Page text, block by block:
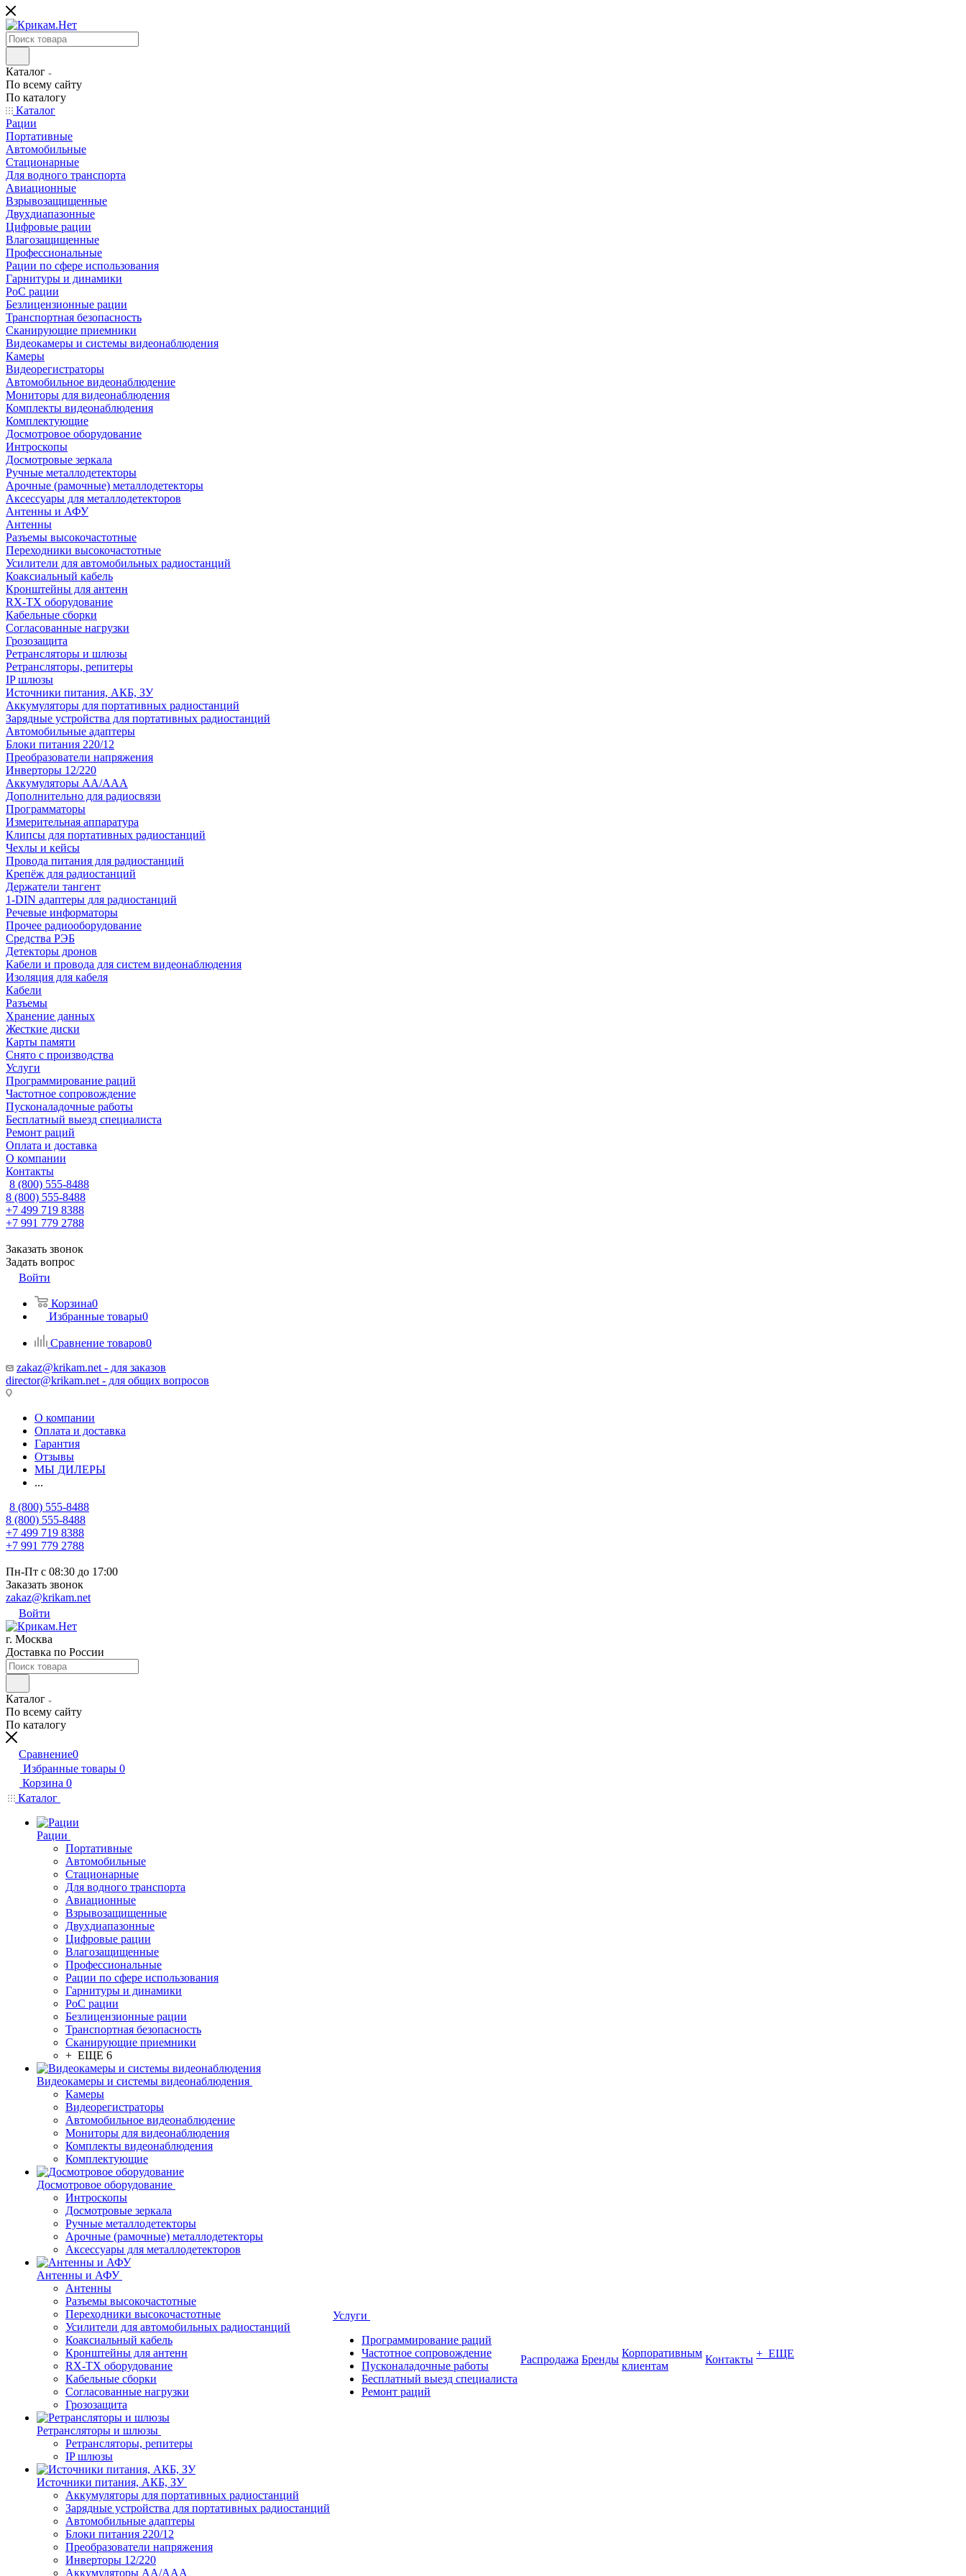
Каталог
По всему сайту
По каталогу
Каталог
Рации
Портативные
Автомобильные
Стационарные
Для водного транспорта
Авиационные
Взрывозащищенные
Двухдиапазонные
Цифровые рации
Влагозащищенные
Профессиональные
Рации по сфере использования
Гарнитуры и динамики
PoC рации
Безлицензионные рации
Транспортная безопасность
Сканирующие приемники
Видеокамеры и системы видеонаблюдения
Камеры
Видеорегистраторы
Автомобильное видеонаблюдение
Мониторы для видеонаблюдения
Комплекты видеонаблюдения
Комплектующие
Досмотровое оборудование
Интроскопы
Досмотровые зеркала
Ручные металлодетекторы
Арочные (рамочные) металлодетекторы
Аксессуары для металлодетекторов
Антенны и АФУ
Антенны
Разъемы высокочастотные
Переходники высокочастотные
Усилители для автомобильных радиостанций
Коаксиальный кабель
Кронштейны для антенн
RX-TX оборудование
Кабельные сборки
Согласованные нагрузки
Грозозащита
Ретрансляторы и шлюзы
Ретрансляторы, репитеры
IP шлюзы
Источники питания, АКБ, ЗУ
Аккумуляторы для портативных радиостанций
Зарядные устройства для портативных радиостанций
Автомобильные адаптеры
Блоки питания 220/12
Преобразователи напряжения
Инверторы 12/220
Аккумуляторы АА/ААА
Дополнительно для радиосвязи
Программаторы
Измерительная аппаратура
Клипсы для портативных радиостанций
Чехлы и кейсы
Провода питания для радиостанций
Крепёж для радиостанций
Держатели тангент
1-DIN адаптеры для радиостанций
Речевые информаторы
Прочее радиооборудование
Средства РЭБ
Детекторы дронов
Кабели и провода для систем видеонаблюдения
Изоляция для кабеля
Кабели
Разъемы
Хранение данных
Жесткие диски
Карты памяти
Снято с производства
Услуги
Программирование раций
Частотное сопровождение
Пусконаладочные работы
Бесплатный выезд специалиста
Ремонт раций
Оплата и доставка
О компании
Контакты
8 (800) 555-8488
8 (800) 555-8488
+7 499 719 8388
+7 991 779 2788
Заказать звонок
Задать вопрос
Войти
Корзина0
Избранные товары0
Сравнение товаров0
zakaz@krikam.net - для заказов
director@krikam.net - для общих вопросов
О компании
Оплата и доставка
Гарантия
Отзывы
МЫ ДИЛЕРЫ
...
8 (800) 555-8488
8 (800) 555-8488
+7 499 719 8388
+7 991 779 2788
Пн-Пт с 08:30 до 17:00
Заказать звонок
zakaz@krikam.net
Войти
г. Москва
Доставка по России
Каталог
По всему сайту
По каталогу
Сравнение0
Избранные товары 0
Корзина 0
Каталог
Рации
Портативные
Автомобильные
Стационарные
Для водного транспорта
Авиационные
Взрывозащищенные
Двухдиапазонные
Цифровые рации
Влагозащищенные
Профессиональные
Рации по сфере использования
Гарнитуры и динамики
PoC рации
Безлицензионные рации
Транспортная безопасность
Сканирующие приемники
+ ЕЩЕ 6
Видеокамеры и системы видеонаблюдения
Камеры
Видеорегистраторы
Автомобильное видеонаблюдение
Мониторы для видеонаблюдения
Комплекты видеонаблюдения
Комплектующие
Досмотровое оборудование
Интроскопы
Досмотровые зеркала
Ручные металлодетекторы
Арочные (рамочные) металлодетекторы
Аксессуары для металлодетекторов
Антенны и АФУ
Антенны
Разъемы высокочастотные
Переходники высокочастотные
Усилители для автомобильных радиостанций
Коаксиальный кабель
Кронштейны для антенн
RX-TX оборудование
Кабельные сборки
Согласованные нагрузки
Грозозащита
Ретрансляторы и шлюзы
Ретрансляторы, репитеры
IP шлюзы
Источники питания, АКБ, ЗУ
Аккумуляторы для портативных радиостанций
Зарядные устройства для портативных радиостанций
Автомобильные адаптеры
Блоки питания 220/12
Преобразователи напряжения
Инверторы 12/220
Аккумуляторы АА/ААА
Услуги
Программирование раций
Частотное сопровождение
Пусконаладочные работы
Бесплатный выезд специалиста
Ремонт раций
Распродажа Бренды
Корпоративным
клиентам
Контакты + ЕЩЕ